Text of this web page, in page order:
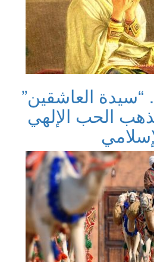
“سيدة العاشقين”
الحب الإلهي